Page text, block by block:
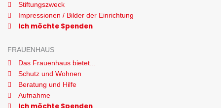
Stiftungszweck
Impressionen / Bilder der Einrichtung
Ich möchte Spenden
FRAUENHAUS
Das Frauenhaus bietet...
Schutz und Wohnen
Beratung und Hilfe
Aufnahme
Ich möchte Spenden